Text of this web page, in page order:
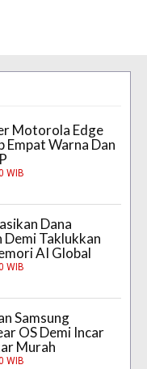
Motorola Edge
Empat Warna Dan
WIB
Dana
Demi Taklukkan
AI Global
WIB
Samsung
OS Demi Incar
Murah
WIB